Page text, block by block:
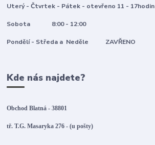
Uterý - Čtvrtek - Pátek - otevřeno 11 - 17hodin
Sobota 8:00 - 12:00
Pondělí - Středa a Neděle ZAVŘENO
Kde nás najdete?
Obchod Blatná - 38801
tř. T.G. Masaryka 276 - (u pošty)